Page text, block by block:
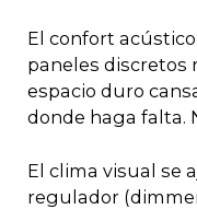
El confort
paneles discretos
espacio duro
donde haga falta.
El clima visual se
regulador